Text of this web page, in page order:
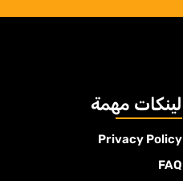
لينكات مهمة
Privacy Policy
FAQ